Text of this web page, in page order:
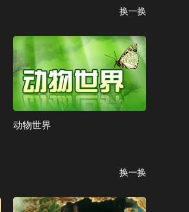
CCTV-12 社会与法
CCTV-13 新闻
CCTV-14 少儿
CCTV-15 音乐
换一换
动物世界
换一换